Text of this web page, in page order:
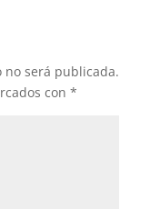
no será publicada.
con *